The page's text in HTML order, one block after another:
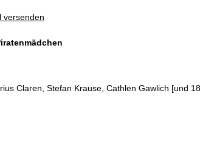
versenden
Claren, Stefan Krause, Cathlen Gawlich [und